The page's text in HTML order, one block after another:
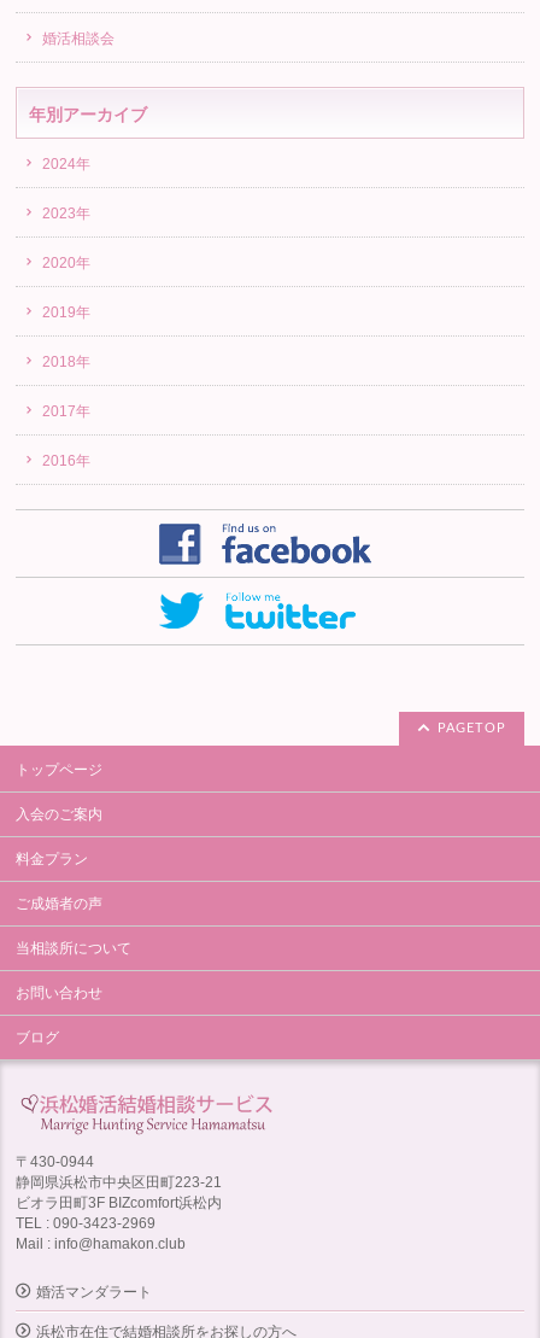
婚活相談会
年別アーカイブ
2024年
2023年
2020年
2019年
2018年
2017年
2016年
PAGETOP
トップページ
入会のご案内
料金プラン
ご成婚者の声
当相談所について
お問い合わせ
ブログ
〒430-0944
静岡県浜松市中央区田町223-21
ビオラ田町3F BIZcomfort浜松内
TEL : 090-3423-2969
Mail : info@hamakon.club
婚活マンダラート
浜松市在住で結婚相談所をお探しの方へ